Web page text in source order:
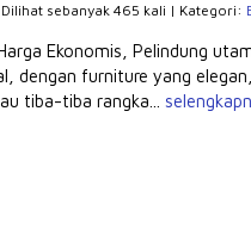
sebanyak 465 kali | Kategori:
Ekonomis, Pelindung
dengan furniture yang
tiba-tiba rangka...